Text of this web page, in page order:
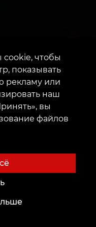
чтобы
показывать
рекламу или
наш
вы
файлов